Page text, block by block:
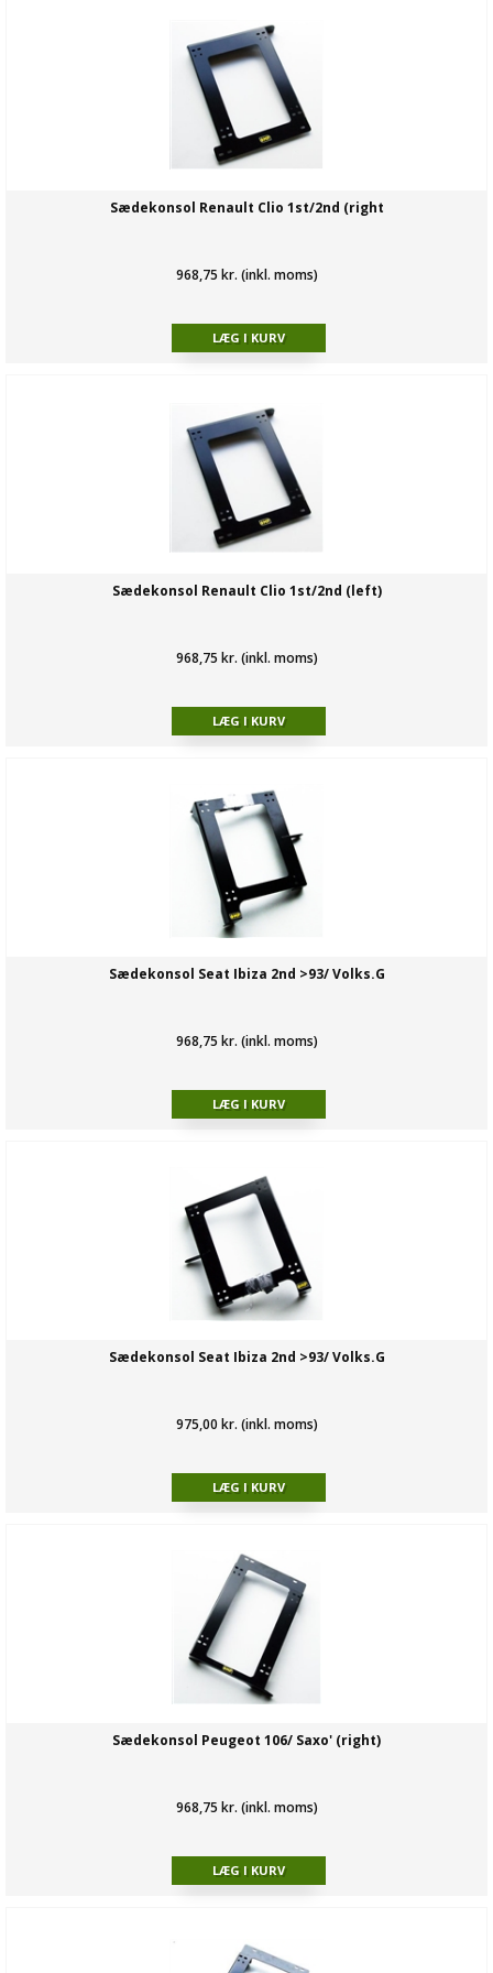
Sædekonsol Renault Clio 1st/2nd (right
968,75 kr. (inkl. moms)
Sædekonsol Renault Clio 1st/2nd (left)
968,75 kr. (inkl. moms)
Sædekonsol Seat Ibiza 2nd >93/ Volks.G
968,75 kr. (inkl. moms)
Sædekonsol Seat Ibiza 2nd >93/ Volks.G
975,00 kr. (inkl. moms)
Sædekonsol Peugeot 106/ Saxo' (right)
968,75 kr. (inkl. moms)